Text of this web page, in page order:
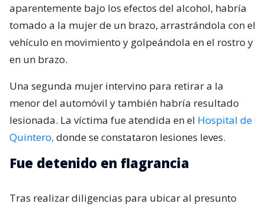
aparentemente bajo los efectos del alcohol, habría
tomado a la mujer de un brazo, arrastrándola con el
vehículo en movimiento y golpeándola en el rostro y
en un brazo.
Una segunda mujer intervino para retirar a la
menor del automóvil y también habría resultado
lesionada. La víctima fue atendida en el Hospital de
Quintero, donde se constataron lesiones leves.
Fue detenido en flagrancia
Tras realizar diligencias para ubicar al presunto